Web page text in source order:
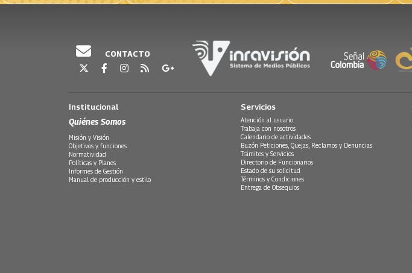
CONTACTO
Institucional
Quiénes Somos
Misión y Visión
Objetivos y funciones
Normatividad
Políticas y Planes
Informes de Gestión
Manual de producción y estilo
Servicios
Atención al usuario
Trabaja con nosotros
Calendario de actividades
Buzón Peticiones, Quejas, Reclamos y Denuncias
Trámites y Servicios
Directorio de Funcionarios
Estado de su solicitud
Términos y Condiciones
Entrega de Obsequios